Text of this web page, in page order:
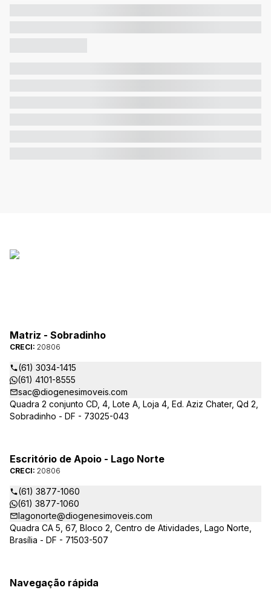
Matriz - Sobradinho
CRECI: 20806
(61) 3034-1415
(61) 4101-8555
sac@diogenesimoveis.com
Quadra 2 conjunto CD, 4, Lote A, Loja 4, Ed. Aziz Chater, Qd 2,
Sobradinho - DF - 73025-043
Escritório de Apoio - Lago Norte
CRECI: 20806
(61) 3877-1060
(61) 3877-1060
lagonorte@diogenesimoveis.com
Quadra CA 5, 67, Bloco 2, Centro de Atividades, Lago Norte,
Brasília - DF - 71503-507
Navegação rápida